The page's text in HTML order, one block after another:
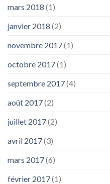
mars 2018 (1)
janvier 2018 (2)
novembre 2017(1)
octobre 2017(1)
septembre 2017(4)
août 2017(2)
juillet 2017(2)
avril 2017(3)
mars 2017(6)
février 2017(1)